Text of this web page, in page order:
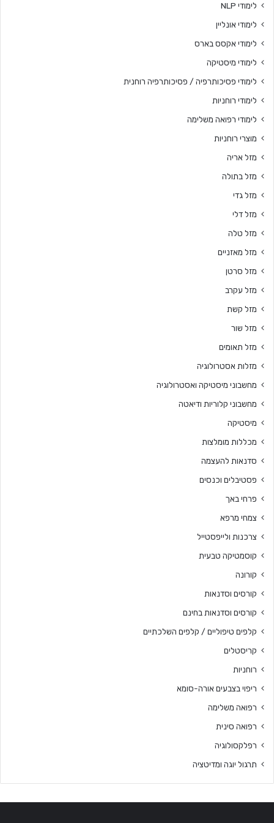
לימודי NLP
לימודי אונליין
לימודי אקסס בארס
לימודי מיסטיקה
לימודי פסיכותרפיה / פסיכותרפיה רוחנית
לימודי רוחניות
לימודי רפואה משלימה
מוצרי רוחניות
מזל אריה
מזל בתולה
מזל גדי
מזל דלי
מזל טלה
מזל מאזניים
מזל סרטן
מזל עקרב
מזל קשת
מזל שור
מזל תאומים
מזלות אסטרולוגיה
מחשבוני מיסטיקה ואסטרולוגיה
מחשבוני קלוריות ודיאטה
מיסטיקה
מכללות מומלצות
סדנאות להעצמה
פסטיבלים וכנסים
פרחי באך
צמחי מרפא
צרכנות ולייפסטייל
קוסמטיקה טבעית
קורונה
קורסים וסדנאות
קורסים וסדנאות בחינם
קלפים טיפוליים / קלפים השלכתיים
קריסטלים
רוחניות
ריפוי בצבעים אורה-סומא
רפואה משלימה
רפואה סינית
רפלקסולוגיה
תרגול יוגה ומדיטציה